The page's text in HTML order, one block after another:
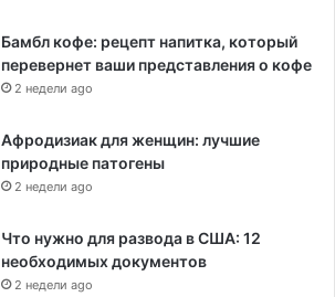
Бамбл кофе: рецепт напитка, который
перевернет ваши представления о кофе
2 недели ago
Афродизиак для женщин: лучшие
природные патогены
2 недели ago
Что нужно для развода в США: 12
необходимых документов
2 недели ago